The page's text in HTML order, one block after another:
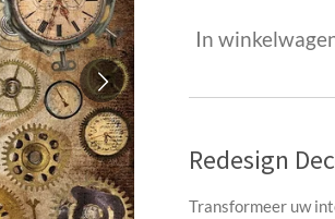
In
Redesign
Transformeer uw